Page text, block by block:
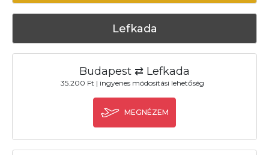
Lefkada
Budapest ⇄ Lefkada
35.200 Ft | ingyenes módosítási lehetőség
MEGNÉZEM